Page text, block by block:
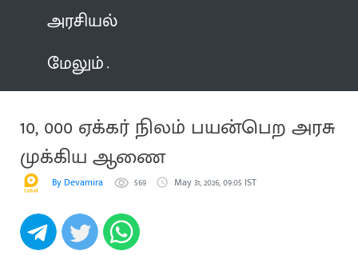
அரசியல்
மேலும்
10, 000 ஏக்கர் நிலம் பயன்பெற அரசு
முக்கிய ஆணை
By Devamira 569 May 31, 2026, 09:05 IST